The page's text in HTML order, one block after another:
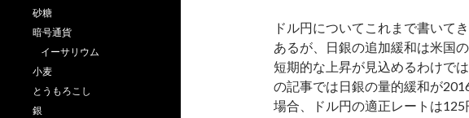
ドル円についてこれまで書いて
あるが、日銀の追加緩和は米国
短期的な上昇が見込めるわけで
の記事では日銀の量的緩和が
場合、ドル円の適正レートは125
砂糖
暗号通貨
イーサリウム
小麦
とうもろこし
銀